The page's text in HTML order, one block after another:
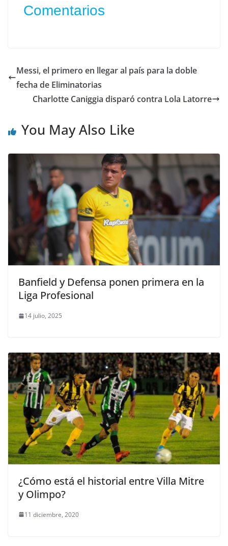
Comentarios
Messi, el primero en llegar al país para la doble
fecha de Eliminatorias
Charlotte Caniggia disparó contra Lola Latorre
You May Also Like
Banfield y Defensa ponen primera en la
Liga Profesional
14 julio, 2025
¿Cómo está el historial entre Villa Mitre
y Olimpo?
11 diciembre, 2020